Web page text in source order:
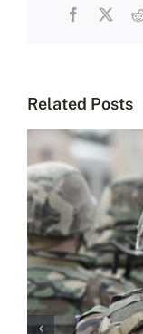
Facebook
X
Related Posts